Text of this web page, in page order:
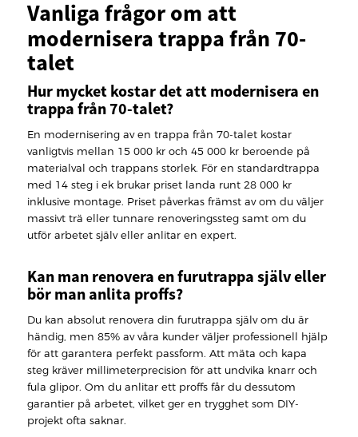
Vanliga frågor om att
modernisera trappa från 70-
talet
Hur mycket kostar det att modernisera en
trappa från 70-talet?
En modernisering av en trappa från 70-talet kostar
vanligtvis mellan 15 000 kr och 45 000 kr beroende på
materialval och trappans storlek. För en standardtrappa
med 14 steg i ek brukar priset landa runt 28 000 kr
inklusive montage. Priset påverkas främst av om du väljer
massivt trä eller tunnare renoveringssteg samt om du
utför arbetet själv eller anlitar en expert.
Kan man renovera en furutrappa själv eller
bör man anlita proffs?
Du kan absolut renovera din furutrappa själv om du är
händig, men 85% av våra kunder väljer professionell hjälp
för att garantera perfekt passform. Att mäta och kapa
steg kräver millimeterprecision för att undvika knarr och
fula glipor. Om du anlitar ett proffs får du dessutom
garantier på arbetet, vilket ger en trygghet som DIY-
projekt ofta saknar.